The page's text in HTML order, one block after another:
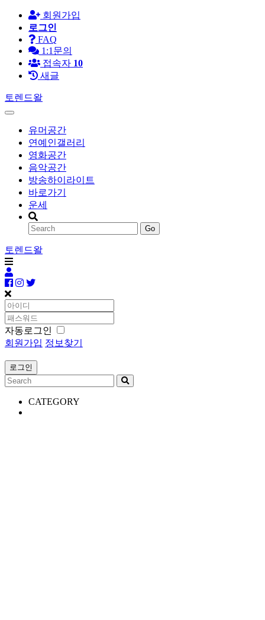
회원가입
로그인
FAQ
1:1문의
접속자 10
새글
토렌드왈
유머공간
연예인갤러리
영화공간
음악공간
방송하이라이트
바로가기
운세
Go
토렌드왈
자동로그인
회원가입 정보찾기
CATEGORY